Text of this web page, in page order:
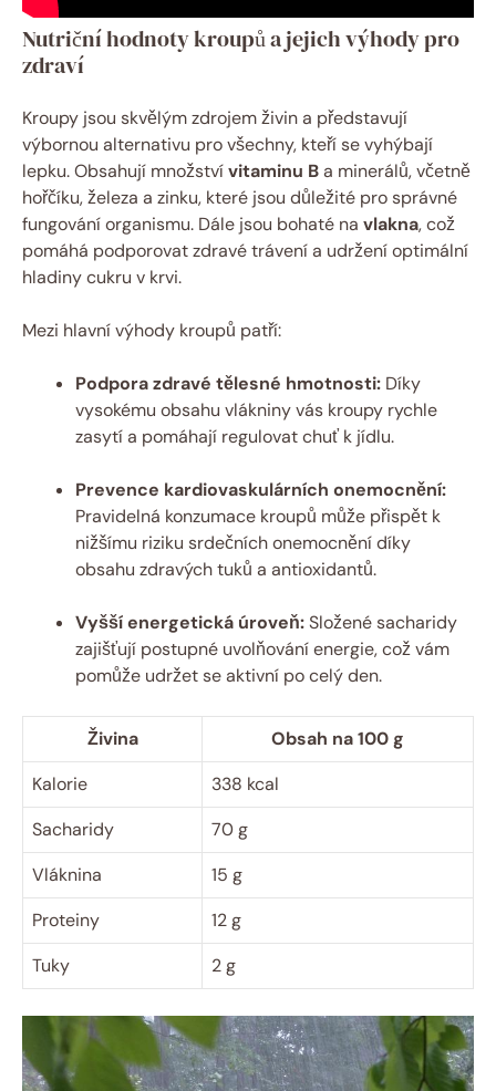
Nutriční hodnoty kroupů a jejich výhody pro
zdraví
Kroupy jsou skvělým zdrojem živin a představují
výbornou alternativu pro všechny, kteří se vyhýbají
lepku. Obsahují množstvívitaminu Ba minerálů, včetně
hořčíku, železa a zinku, které jsou důležité pro správné
fungování organismu. Dále jsou bohaté na vlakna, což
pomáhá podporovat zdravé trávení a udržení optimální
hladiny cukru v krvi.
Mezi hlavní výhody kroupů patří:
Podpora zdravé tělesné hmotnosti: Díky
vysokému obsahu vlákniny vás kroupy rychle
zasytí a pomáhají regulovat chuť k jídlu.
Prevence kardiovaskulárních onemocnění:
Pravidelná konzumace kroupů může přispět k
nižšímu riziku srdečních onemocnění díky
obsahu zdravých tuků a antioxidantů.
Vyšší energetická úroveň:Složené sacharidy
zajišťují postupné uvolňování energie, což vám
pomůže udržet se aktivní po celý den.
Živina
Obsah na 100 g
Kalorie
338 kcal
Sacharidy
70 g
Vláknina
15 g
Proteiny
12 g
Tuky
2 g